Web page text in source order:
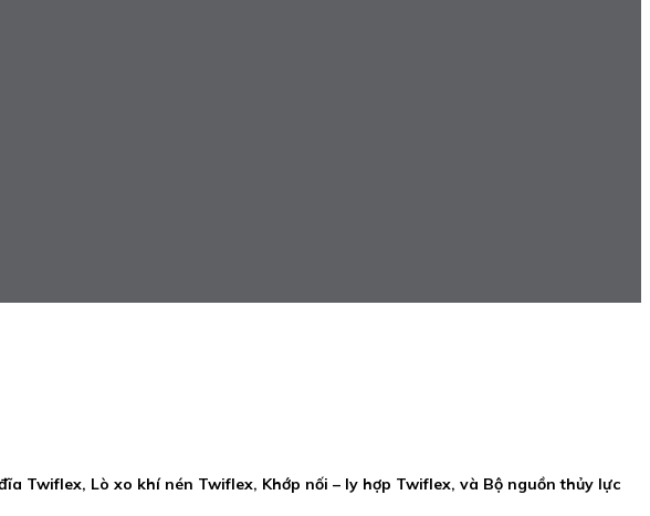
Twiflex, Lò xo khí nén Twiflex, Khớp nối – ly hợp Twiflex, và Bộ nguồn thủy lực